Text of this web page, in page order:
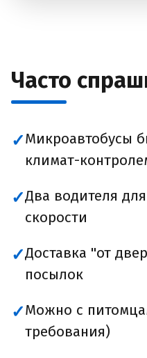
Часто
✓Микроавтобусы
климат-
✓Два водителя
скорости
✓Доставка "от
посылок
✓Можно с
требования)